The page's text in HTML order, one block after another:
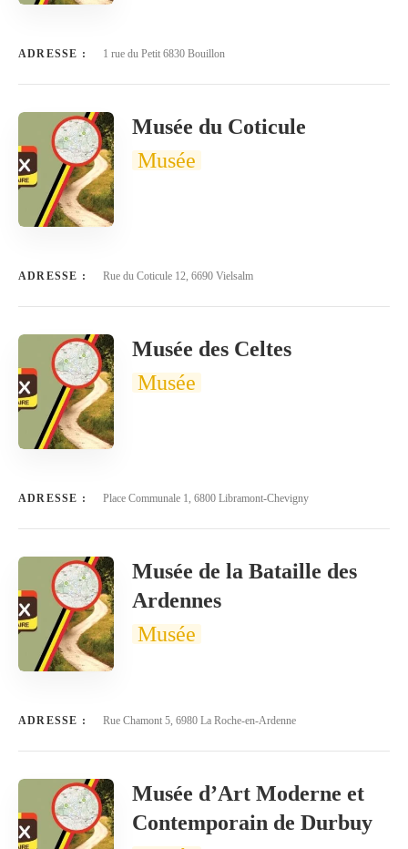
ADRESSE : 1 rue du Petit 6830 Bouillon
Musée du Coticule
Musée
ADRESSE : Rue du Coticule 12, 6690 Vielsalm
Musée des Celtes
Musée
ADRESSE : Place Communale 1, 6800 Libramont-Chevigny
Musée de la Bataille des
Ardennes
Musée
ADRESSE : Rue Chamont 5, 6980 La Roche-en-Ardenne
Musée d’Art Moderne et
Contemporain de Durbuy